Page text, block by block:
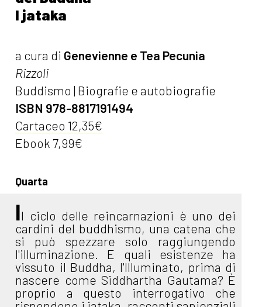
I jataka
a cura di Genevienne e Tea Pecunia
Rizzoli
Buddismo | Biografie e autobiografie
ISBN 978-8817191494
Cartaceo 12,35€
Ebook 7,99€
Quarta
Il ciclo delle reincarnazioni è uno dei
cardini del buddhismo, una catena che
si può spezzare solo raggiungendo
l'illuminazione. E quali esistenze ha
vissuto il Buddha, l'Illuminato, prima di
nascere come Siddhartha Gautama? È
proprio a questo interrogativo che